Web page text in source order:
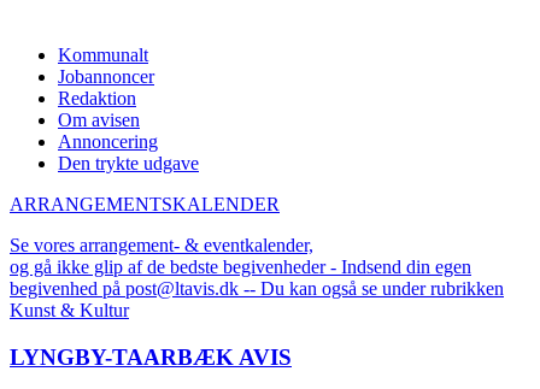
Kommunalt
Jobannoncer
Redaktion
Om avisen
Annoncering
Den trykte udgave
ARRANGEMENTSKALENDER
Se vores arrangement- & eventkalender,
og gå ikke glip af de bedste begivenheder - Indsend din egen
begivenhed på post@ltavis.dk -- Du kan også se under rubrikken
Kunst & Kultur
LYNGBY-TAARBÆK AVIS